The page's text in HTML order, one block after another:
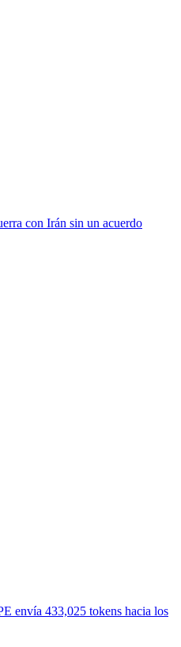
con Irán sin un acuerdo
envía 433,025 tokens hacia los